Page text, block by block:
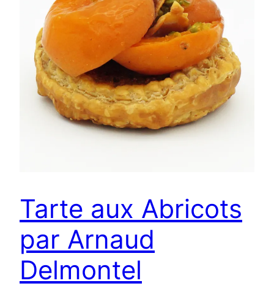
Tarte aux Abricots
par Arnaud
Delmontel